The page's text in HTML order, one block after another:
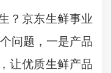
？京东生鲜事业
问题，一是产品
让优质生鲜产品